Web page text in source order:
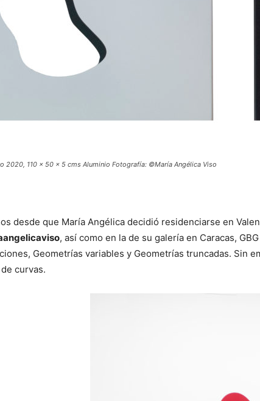
2020, 110 x 50 x 5 cms Aluminio Fotografía: ©María Angélica Viso
desde que María Angélica decidió residenciarse en
, así como en la de su galería en Caracas,
Geometrías variables y Geometrías truncadas. Sin
curvas.